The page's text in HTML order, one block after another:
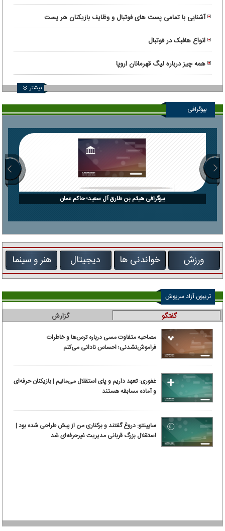
آشنایی با تمامی پست های فوتبال و وظایف بازیکنان هر پست
انواع هافبک در فوتبال
همه چیز درباره لیگ قهرمانان اروپا
بیشتر
بیوگرافی
بیوگرافی هیثم بن طارق آل سعید؛ حاکم عمان
ورزش خواندنی ها دیجیتال هنر و سینما
تریبون آزاد سرپوش
گفتگو گزارش
مصاحبه متفاوت مسی درباره ترس‌ها و خاطرات
فراموش‌نشدنی؛ احساس نادانی می‌کنم
غفوری: تعهد داریم و پای استقلال می‌مانیم | بازیکنان حرفه‌ای
و آماده مسابقه هستند
ساپینتو: دروغ گفتند و برکناری من از پیش طراحی شده بود |
استقلال بزرگ قربانی مدیریت غیرحرفه‌ای شد